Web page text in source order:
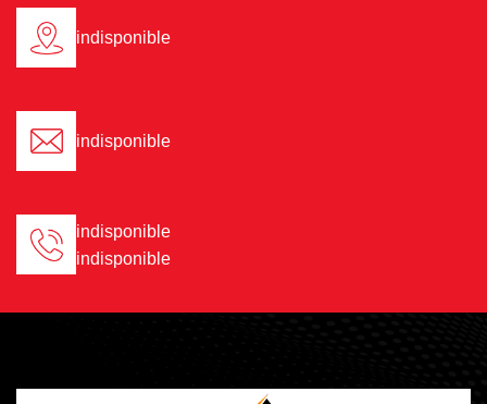
indisponible
indisponible
indisponible
indisponible